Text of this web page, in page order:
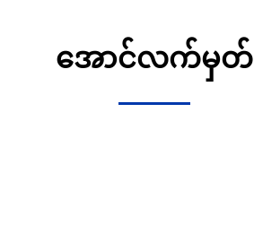
အောင်လက်မှတ်